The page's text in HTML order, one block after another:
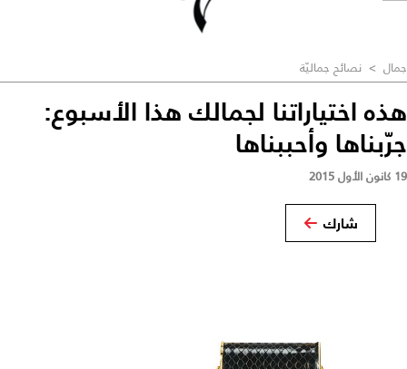
جمال > نصائح جماليّة
هذه اختياراتنا لجمالك هذا الأسبوع:
جرّبناها وأحببناها
19 كانون الأول 2015
شارك